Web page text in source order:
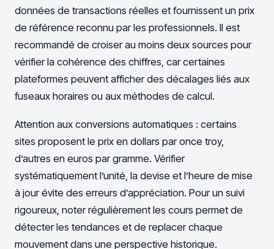
données de transactions réelles et fournissent un prix
de référence reconnu par les professionnels. Il est
recommandé de croiser au moins deux sources pour
vérifier la cohérence des chiffres, car certaines
plateformes peuvent afficher des décalages liés aux
fuseaux horaires ou aux méthodes de calcul.
Attention aux conversions automatiques : certains
sites proposent le prix en dollars par once troy,
d’autres en euros par gramme. Vérifier
systématiquement l’unité, la devise et l’heure de mise
à jour évite des erreurs d’appréciation. Pour un suivi
rigoureux, noter régulièrement les cours permet de
détecter les tendances et de replacer chaque
mouvement dans une perspective historique.